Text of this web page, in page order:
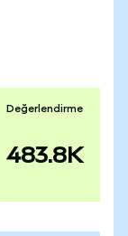
Değerlendirme
483.8K